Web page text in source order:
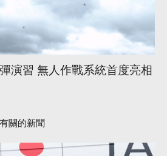
演習 無人作戰系統首度亮相
關的新聞